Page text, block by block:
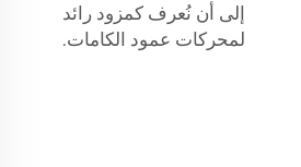
إلى أن نُعرف كمزود رائد
لمحركات عمود الكامات.